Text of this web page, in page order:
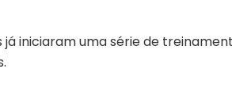
iniciaram uma série de